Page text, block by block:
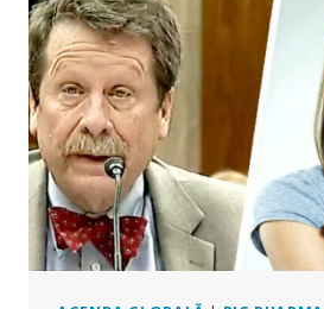
LUNG
CAUZATE
DE
INGREDIENTELE
TOXICE
ATUNCI
CÂND
SE
POARTĂ
MĂȘTI